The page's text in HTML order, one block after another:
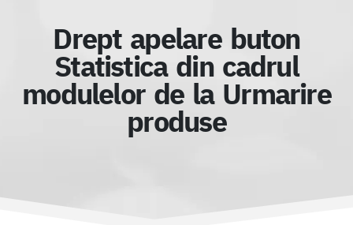
Drept apelare buton
Statistica din cadrul
modulelor de la Urmarire
produse